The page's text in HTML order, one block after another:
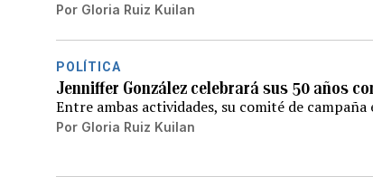
Por Gloria Ruiz Kuilan
POLÍTICA
Jenniffer González celebrará sus 50 años
Entre ambas actividades, su comité de
Por Gloria Ruiz Kuilan